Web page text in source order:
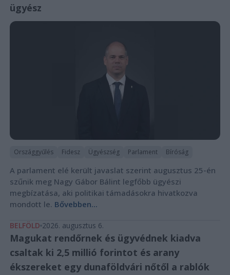
ügyész
Országgyűlés Fidesz Ügyészség Parlament Bíróság
A parlament elé került javaslat szerint augusztus 25-én
szűnik meg Nagy Gábor Bálint legfőbb ügyészi
megbízatása, aki politikai támadásokra hivatkozva
mondott le. Bővebben...
BELFÖLD 2026. augusztus 6.
Magukat rendőrnek és ügyvédnek kiadva
csaltak ki 2,5 millió forintot és arany
ékszereket egy dunaföldvári nőtől a rablók